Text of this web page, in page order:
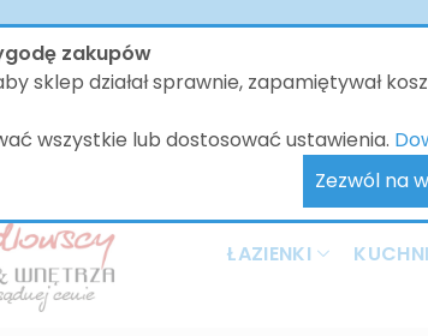
zakupów
sklep działał sprawnie, zapamiętywał
wszystkie lub dostosować ustawienia.
Zezwól na
30.07 do dnia 08.08.2026 nasze biuro będzie
jednak wszystkie wysyłki będą realizowane
ŁAZIENKI